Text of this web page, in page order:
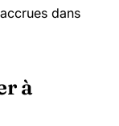
dans
à